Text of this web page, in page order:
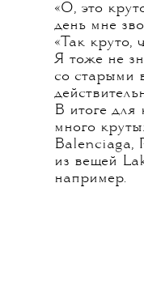
«О, это
день мне
«Так круто,
Я тоже не
со старыми
В итоге для
много
Balenciaga,
из вещей
например.